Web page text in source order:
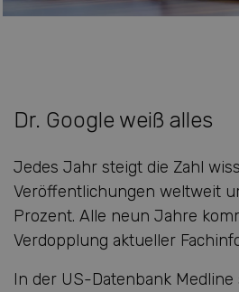
Dr. Google weiß alles
Jedes Jahr steigt die Zahl
Veröffentlichungen weltweit
Prozent. Alle neun Jahre
Verdopplung aktueller
In der US-Datenbank